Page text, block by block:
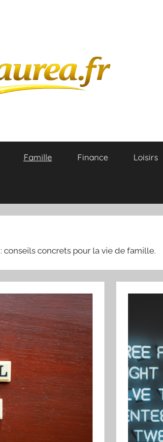
Famille Finance Loisirs
concrets pour la vie de famille.